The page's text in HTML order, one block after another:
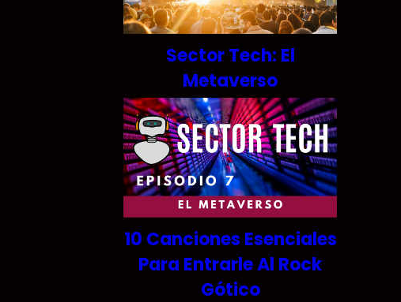
Sector Tech: El
Metaverso
10 Canciones Esenciales
Para Entrarle Al Rock
Gótico